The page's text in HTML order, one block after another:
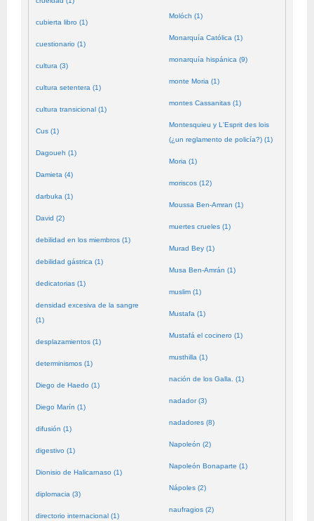
cubierta libro (1)
cuestionario (1)
cultura (3)
cultura setentera (1)
cultura transicional (1)
Cus (1)
Dagoueh (1)
Damieta (4)
darbuka (1)
David (2)
debilidad en los miembros (1)
debilidad gástrica (1)
dedicatorias (1)
densidad excesiva de la sangre
(1)
desplazamientos (1)
determinismos (1)
Diego de Haedo (1)
Diego Marín (1)
difusión (1)
digestivo (1)
Dionisio de Halicarnaso (1)
diplomacia (3)
directorio internacional (1)
Molóch (1)
Monarquía Católica (1)
monarquía hispánica (9)
monte Moria (1)
montes Cassanitas (1)
Montesquieu y L'Esprit des lois
(¿un reglamento de policía?) (1)
Moria (1)
moriscos (12)
Moussa Ben-Amran (1)
muertes crueles (1)
Murad Bey (1)
Musa Ben-Amrán (1)
muslim (1)
Mustafa (1)
Mustafá el cocinero (1)
musthilla (1)
nación de los Galla. (1)
nadador (3)
nadadores (8)
Napoleón (2)
Napoleón Bonaparte (1)
Nápoles (2)
naufragios (2)